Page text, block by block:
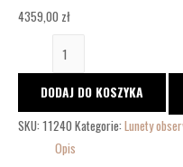
4359,00 zł
DODAJ DO KOSZYKA
SKU: 11240 Kategorie: Lunety
Opis